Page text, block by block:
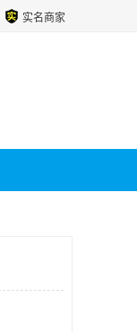
实名商家